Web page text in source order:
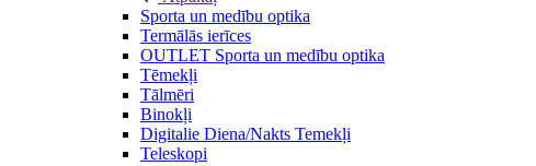
Sporta un medību optika
Termālās ierīces
OUTLET Sporta un medību optika
Tēmekļi
Tālmēri
Binokļi
Digitalie Diena/Nakts Temekļi
Teleskopi